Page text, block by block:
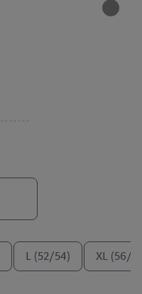
L (52/54) XL (56/